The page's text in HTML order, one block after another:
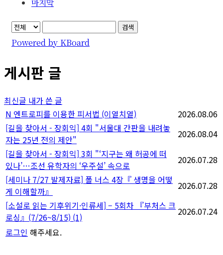
마지막
검색
Powered by KBoard
게시판 글
최신글 내가 쓴 글
N 엔트로피를 이용한 피서법 (이열치열)
2026.08.06
[길을 찾아서 - 장회익] 4회 "서울대 간판을 내려놓
자는 25년 전의 제안"
2026.08.04
[길을 찾아서 - 장회익] 3회 "‘지구는 왜 허공에 떠
있나’…조선 유학자의 ‘우주설’ 속으로
2026.07.28
[세미나 7/27 발제자료] 폴 너스 4장『 생명을 어떻
게 이해할까』
2026.07.28
[소설로 읽는 기후위기·인류세] – 5회차 『부처스 크
로싱』(7/26~8/15) (1)
2026.07.24
로그인 해주세요.